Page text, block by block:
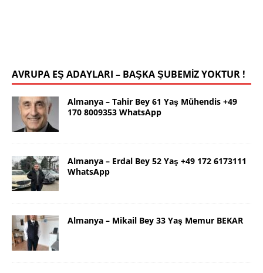
AVRUPA EŞ ADAYLARI – BAŞKA ŞUBEMİZ YOKTUR !
Almanya – Tahir Bey 61 Yaş Mühendis +49
170 8009353 WhatsApp
Almanya – Erdal Bey 52 Yaş +49 172 6173111
WhatsApp
Almanya – Mikail Bey 33 Yaş Memur BEKAR